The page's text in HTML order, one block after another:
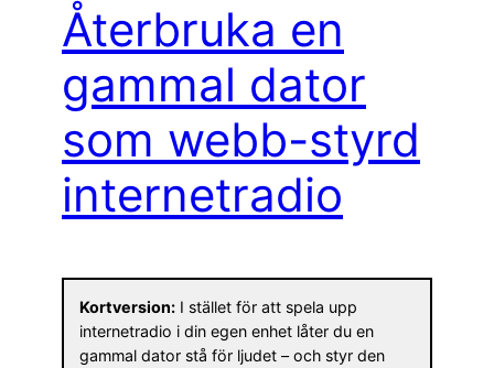
Återbruka en
gammal dator
som webb-styrd
internetradio
Kortversion: I stället för att spela upp
internetradio i din egen enhet låter du en
gammal dator stå för ljudet – och styr den